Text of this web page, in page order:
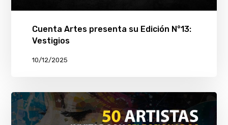
Cuenta Artes presenta su Edición N°13:
Vestigios
10/12/2025